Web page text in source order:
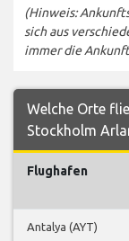
(Hinweis:
sich aus
immer die
Welche Orte
Stockholm
Flughafen
Antalya (AYT)